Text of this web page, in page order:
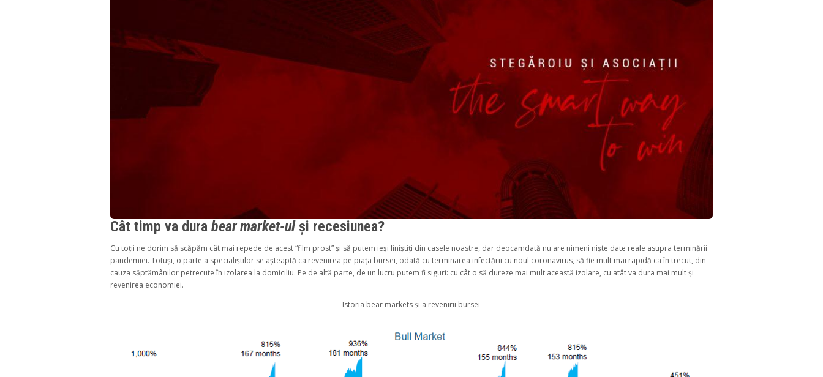
Cât timp va durabear market-ulși recesiunea?
Cu toții ne dorim să scăpăm cât mai repede de acest “film prost” și să putem ieși liniștiți din casele noastre, dar deocamdată nu are nimeni niște date reale asupra terminării
pandemiei. Totuși, o parte a specialiștilor se așteaptă ca revenirea pe piața bursei, odată cu terminarea infectării cu noul coronavirus, să fie mult mai rapidă ca în trecut, din
cauza săptămânilor petrecute în izolarea la domiciliu. Pe de altă parte, de un lucru putem fi siguri: cu cât o să dureze mai mult această izolare, cu atât va dura mai mult și
revenirea economiei.
Istoria bear markets și a revenirii bursei